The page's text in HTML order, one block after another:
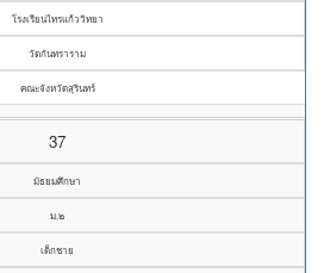
โรงเรียนไทรแก้ววิทยา
วัดกันทราราม
คณะจังหวัดสุรินทร์
37
มัธยมศึกษา
ม.๒
เด็กชาย